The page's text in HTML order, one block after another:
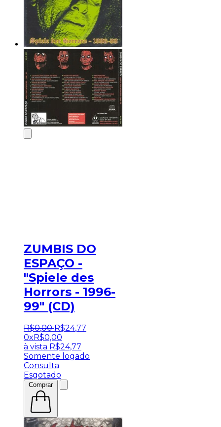
ZUMBIS DO
ESPAÇO -
"Spiele des
Horrors - 1996-
99" (CD)
R$0,00 R$24,77
0xR$0,00
à vista R$24,77
Somente logado
Consulta
Esgotado
Comprar